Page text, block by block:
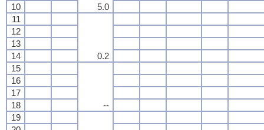
5.0
10
11
0.2
12
13
14
15
--
16
17
18
19